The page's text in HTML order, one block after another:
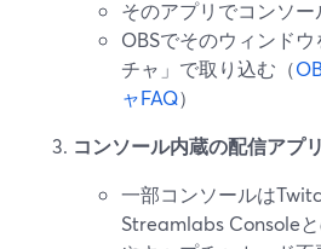
そのアプリでコンソ
OBSでそのウィンド
チャ」で取り込む（
ャFAQ）
コンソール内蔵の配信アプ
一部コンソールは
Streamlabs Console